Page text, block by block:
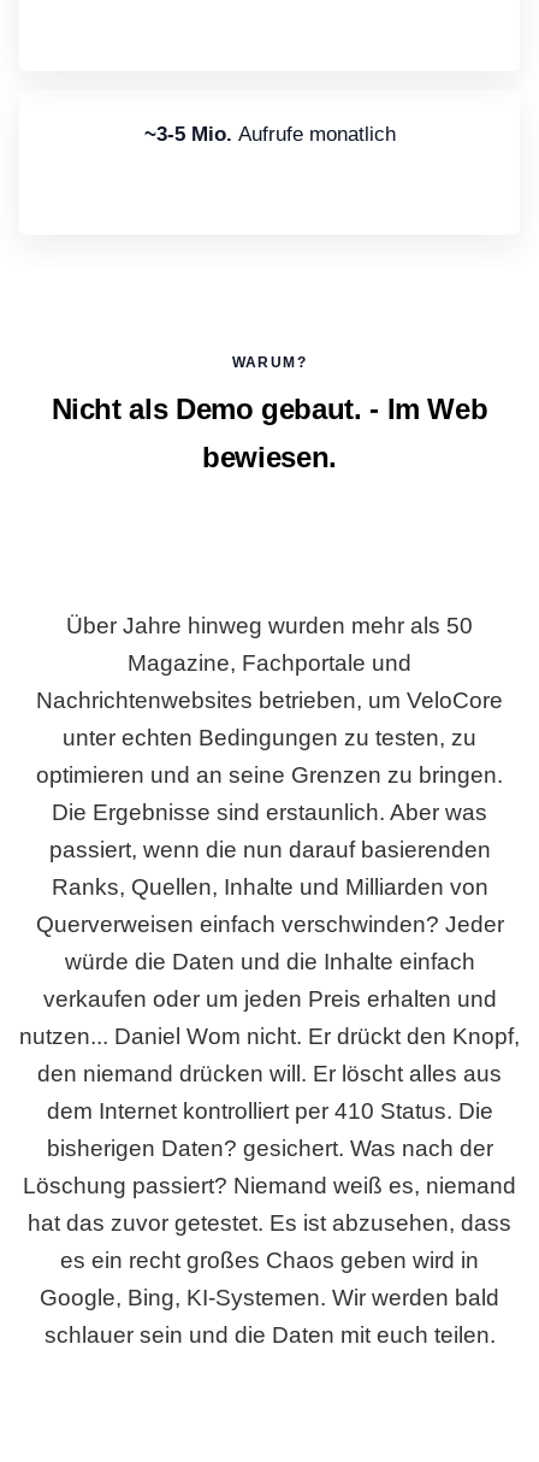
~3-5 Mio. Aufrufe monatlich
WARUM?
Nicht als Demo gebaut. - Im Web
bewiesen.
Über Jahre hinweg wurden mehr als 50
Magazine, Fachportale und
Nachrichtenwebsites betrieben, um VeloCore
unter echten Bedingungen zu testen, zu
optimieren und an seine Grenzen zu bringen.
Die Ergebnisse sind erstaunlich. Aber was
passiert, wenn die nun darauf basierenden
Ranks, Quellen, Inhalte und Milliarden von
Querverweisen einfach verschwinden? Jeder
würde die Daten und die Inhalte einfach
verkaufen oder um jeden Preis erhalten und
nutzen... Daniel Wom nicht. Er drückt den Knopf,
den niemand drücken will. Er löscht alles aus
dem Internet kontrolliert per 410 Status. Die
bisherigen Daten? gesichert. Was nach der
Löschung passiert? Niemand weiß es, niemand
hat das zuvor getestet. Es ist abzusehen, dass
es ein recht großes Chaos geben wird in
Google, Bing, KI-Systemen. Wir werden bald
schlauer sein und die Daten mit euch teilen.